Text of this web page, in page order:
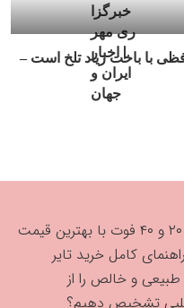
با باخت زیاد تلخ است –
و خالص را از
تشخیص دهیم؟